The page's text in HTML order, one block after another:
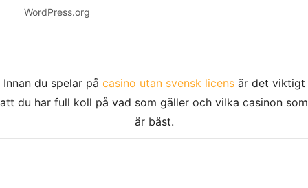
WordPress.org
Innan du spelar på casino utan svensk licensär det viktigt
att du har full koll på vad som gäller och vilka casinon som
är bäst.